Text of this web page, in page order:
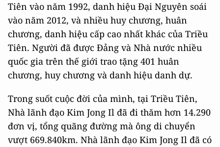
Tiên vào năm 1992, danh hiệu Đại Nguyên soái
vào năm 2012, và nhiều huy chương, huân
chương, danh hiệu cấp cao nhất khác của Triều
Tiên. Người đã được Đảng và Nhà nước nhiều
quốc gia trên thế giới trao tặng 401 huân
chương, huy chương và danh hiệu danh dự.
Trong suốt cuộc đời của mình, tại Triều Tiên,
Nhà lãnh đạo Kim Jong Il đã đi thăm hơn 14.290
đơn vị, tổng quãng đường mà ông di chuyển
vượt 669.840km. Nhà lãnh đạo Kim Jong Il đã có